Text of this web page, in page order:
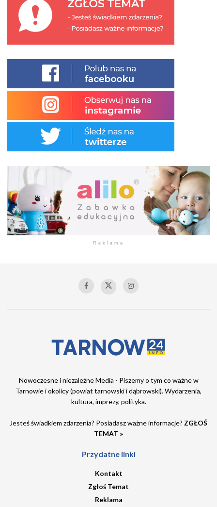
Reklama
Nowoczesne i niezależne Media - Piszemy o tym co ważne w
Tarnowie i okolicy (powiat tarnowski i dąbrowski). Wydarzenia,
kultura, imprezy, polityka.
Jesteś świadkiem zdarzenia? Posiadasz ważne informacje? ZGŁOŚ
TEMAT »
Przydatne linki
Kontakt
Zgłoś Temat
Reklama